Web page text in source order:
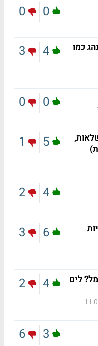
0
0
כמו
4
3
0
0
5
1
4
2
6
3
לים
4
2
3
6